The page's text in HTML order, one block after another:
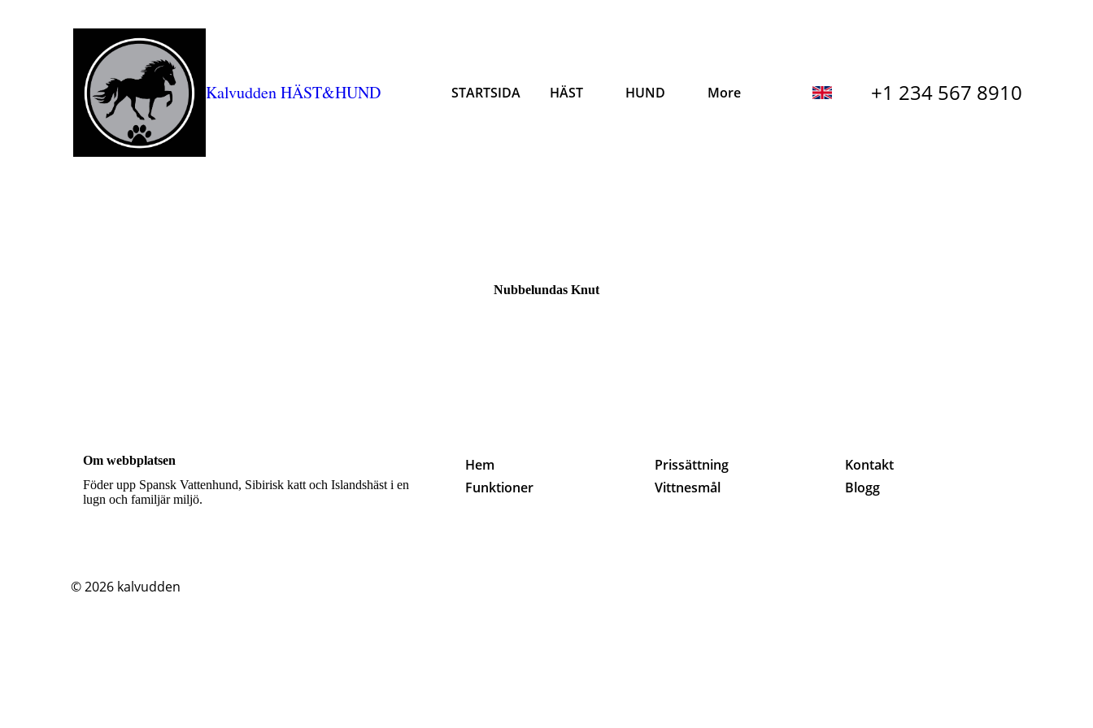
Kalvudden HÄST&HUND STARTSIDA HÄST HUND More +1 234 567 8910
Nubbelundas Knut
Om webbplatsen
Föder upp Spansk Vattenhund, Sibirisk katt och Islandshäst i en
lugn och familjär miljö.
Hem
Funktioner
Prissättning
Vittnesmål
Kontakt
Blogg
© 2026 kalvudden